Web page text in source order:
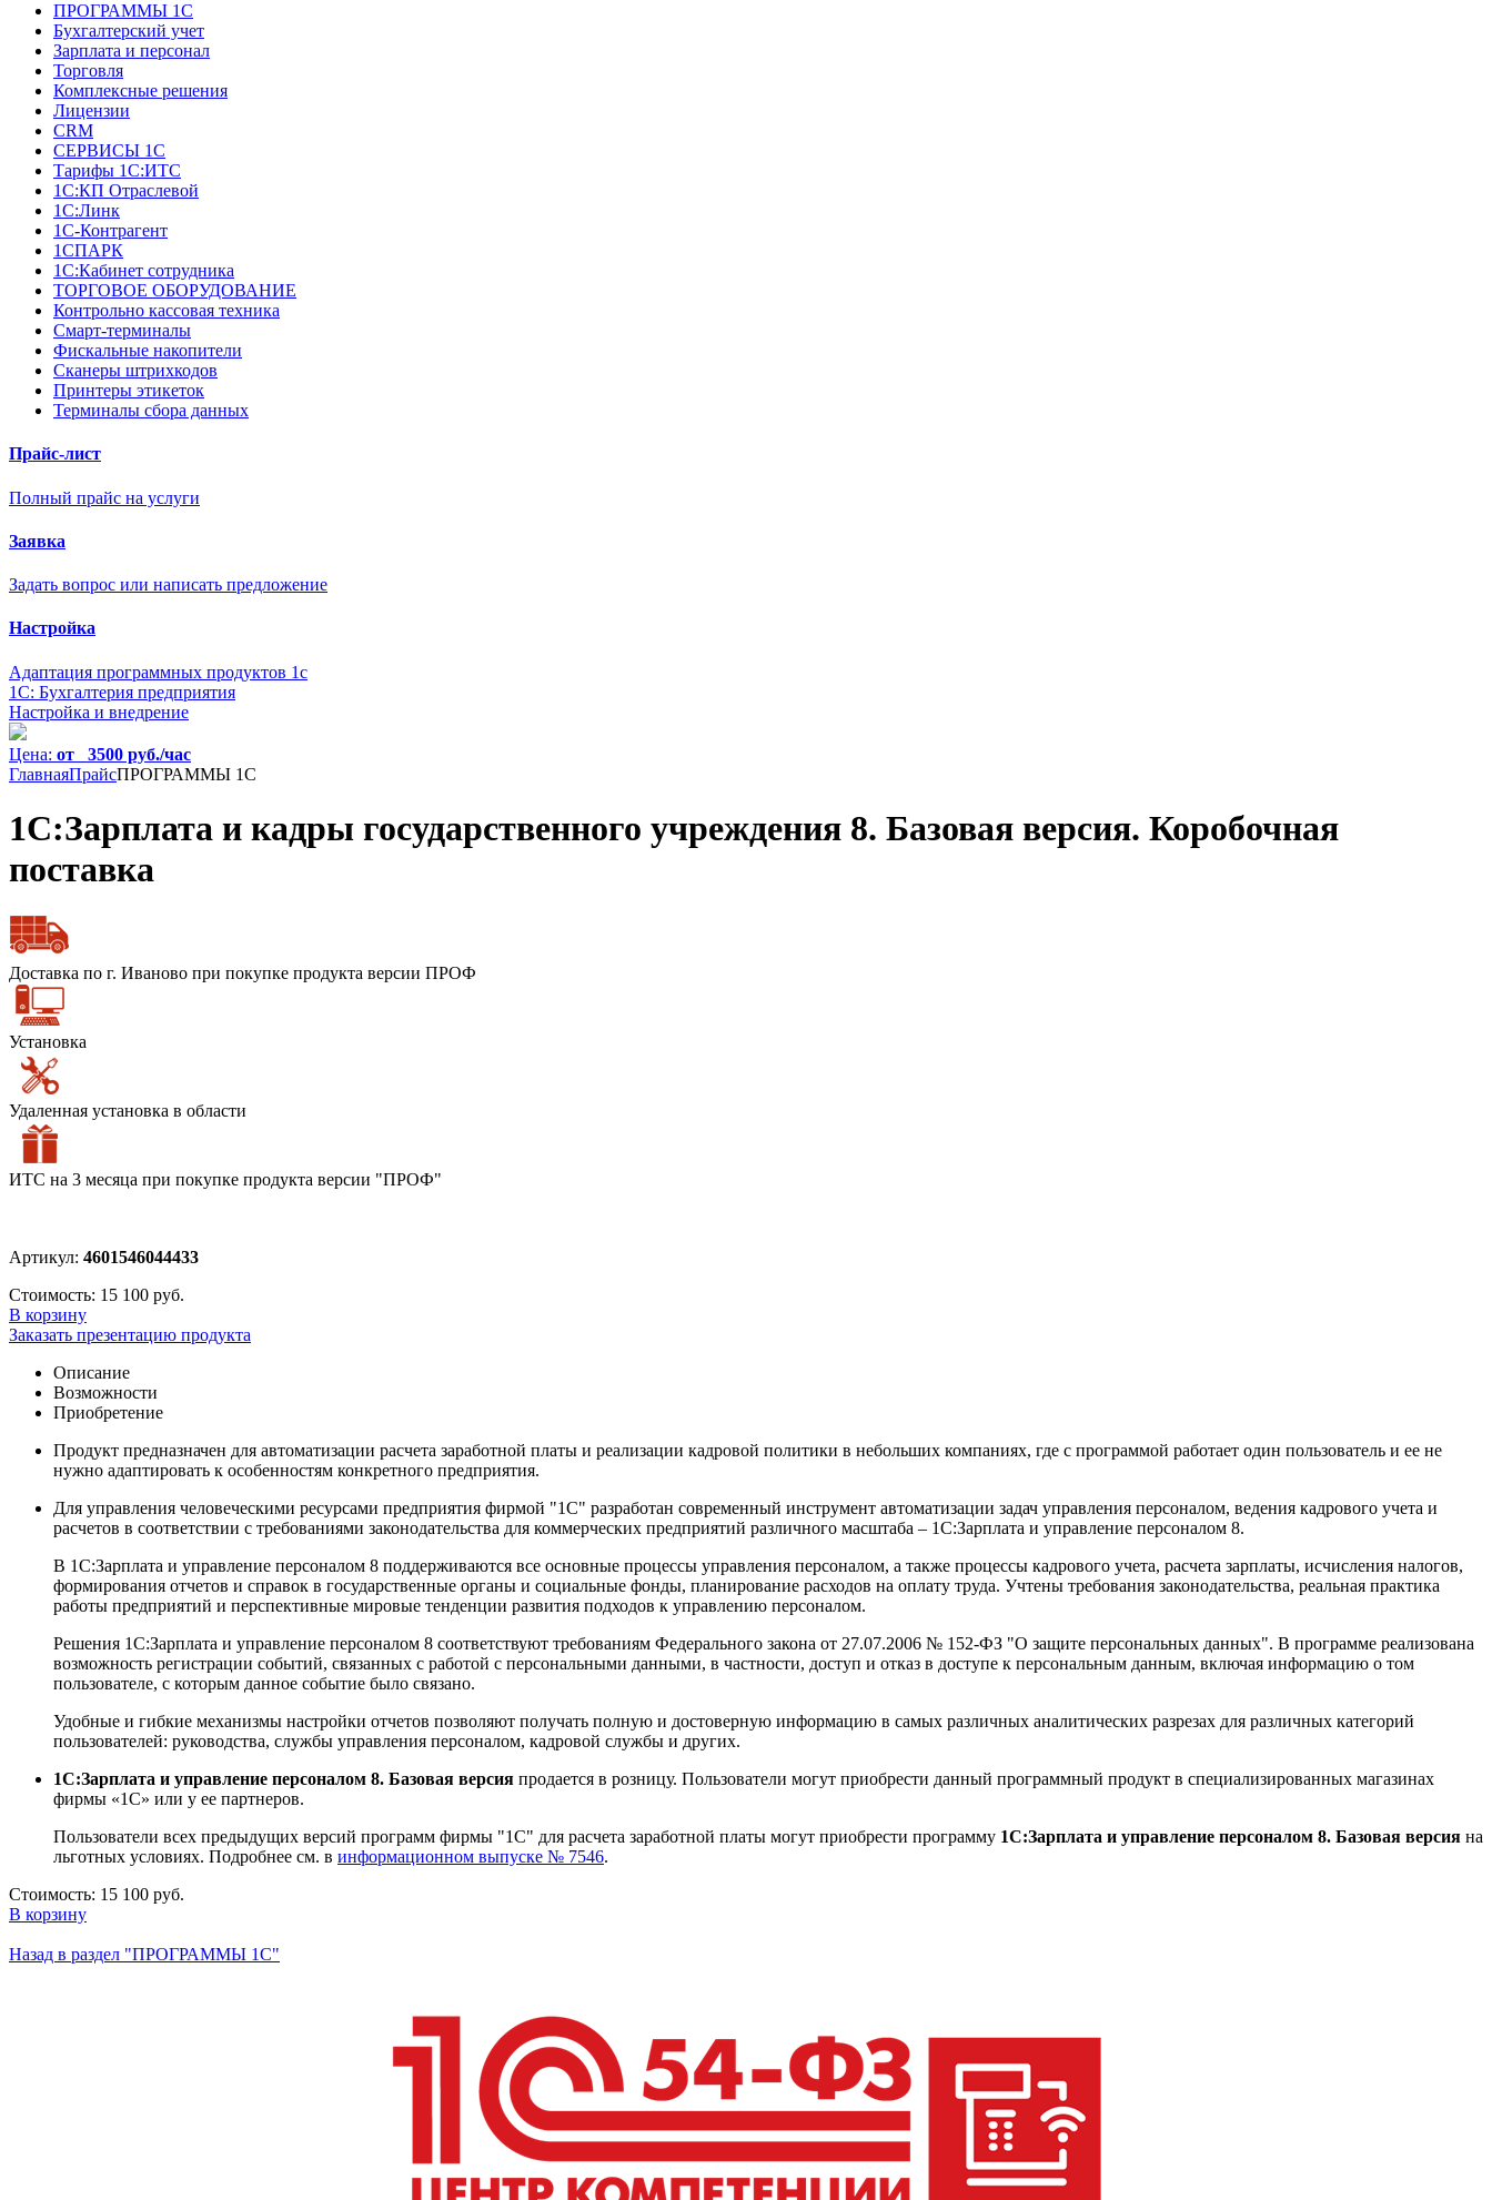
ПРОГРАММЫ 1С
Бухгалтерский учет
Зарплата и персонал
Торговля
Комплексные решения
Лицензии
CRM
СЕРВИСЫ 1С
Тарифы 1С:ИТС
1С:КП Отраслевой
1С:Линк
1С-Контрагент
1СПАРК
1С:Кабинет сотрудника
ТОРГОВОЕ ОБОРУДОВАНИЕ
Контрольно кассовая техника
Смарт-терминалы
Фискальные накопители
Сканеры штрихкодов
Принтеры этикеток
Терминалы сбора данных
Прайс-лист
Полный прайс на услуги
Заявка
Задать вопрос или написать предложение
Настройка
Адаптация программных продуктов 1с
1С: Бухгалтерия предприятия
Настройка и внедрение
Цена: от 3500 руб./час
ГлавнаяПрайсПРОГРАММЫ 1С
1С:Зарплата и кадры государственного учреждения 8. Базовая версия. Коробочная
поставка
Доставка по г. Иваново при покупке продукта версии ПРОФ
Установка
Удаленная установка в области
ИТС на 3 месяца при покупке продукта версии "ПРОФ"
Артикул: 4601546044433
Стоимость: 15 100 руб.
В корзину
Заказать презентацию продукта
Описание
Возможности
Приобретение
Продукт предназначен для автоматизации расчета заработной платы и реализации кадровой политики в небольших компаниях, где с программой работает один пользователь и ее не
нужно адаптировать к особенностям конкретного предприятия.
Для управления человеческими ресурсами предприятия фирмой "1С" разработан современный инструмент автоматизации задач управления персоналом, ведения кадрового учета и
расчетов в соответствии с требованиями законодательства для коммерческих предприятий различного масштаба – 1С:Зарплата и управление персоналом 8.
В 1С:Зарплата и управление персоналом 8 поддерживаются все основные процессы управления персоналом, а также процессы кадрового учета, расчета зарплаты, исчисления налогов,
формирования отчетов и справок в государственные органы и социальные фонды, планирование расходов на оплату труда. Учтены требования законодательства, реальная практика
работы предприятий и перспективные мировые тенденции развития подходов к управлению персоналом.
Решения 1С:Зарплата и управление персоналом 8 соответствуют требованиям Федерального закона от 27.07.2006 № 152-ФЗ "О защите персональных данных". В программе реализована
возможность регистрации событий, связанных с работой с персональными данными, в частности, доступ и отказ в доступе к персональным данным, включая информацию о том
пользователе, с которым данное событие было связано.
Удобные и гибкие механизмы настройки отчетов позволяют получать полную и достоверную информацию в самых различных аналитических разрезах для различных категорий
пользователей: руководства, службы управления персоналом, кадровой службы и других.
1С:Зарплата и управление персоналом 8. Базовая версия продается в розницу. Пользователи могут приобрести данный программный продукт в специализированных магазинах
фирмы «1С» или у ее партнеров.
Пользователи всех предыдущих версий программ фирмы "1С" для расчета заработной платы могут приобрести программу 1С:Зарплата и управление персоналом 8. Базовая версия на
льготных условиях. Подробнее см. в информационном выпуске № 7546.
Стоимость: 15 100 руб.
В корзину
Назад в раздел "ПРОГРАММЫ 1С"